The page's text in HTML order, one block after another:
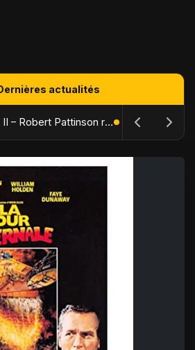
actualités
The Batman : Part II – Robert Pattinson replonge dans les ténèbres de Gotham dès octobre 2027